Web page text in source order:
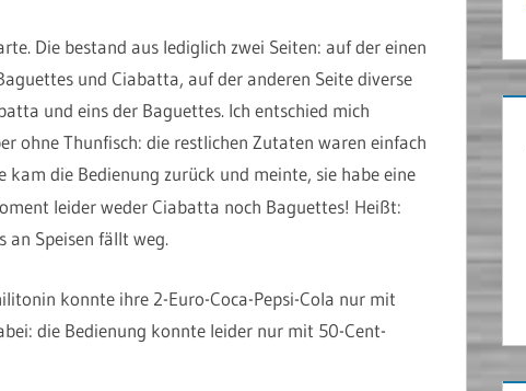
Die bestand aus lediglich zwei Seiten: auf der einen
und Ciabatta, auf der anderen Seite diverse
und eins der Baguettes. Ich entschied mich
ohne Thunfisch: die restlichen Zutaten waren einfach
kam die Bedienung zurück und meinte, sie habe eine
leider weder Ciabatta noch Baguettes! Heißt:
an Speisen fällt weg.
konnte ihre 2-Euro-Coca-Pepsi-Cola nur mit
die Bedienung konnte leider nur mit 50-Cent-